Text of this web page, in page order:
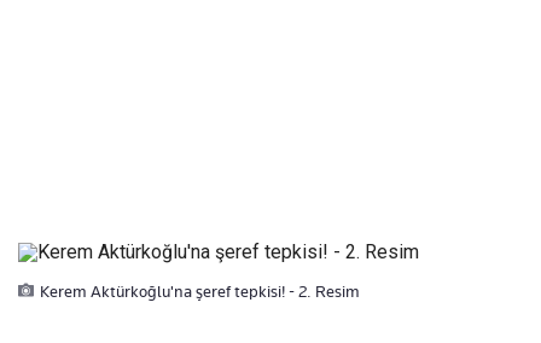
Kerem Aktürkoğlu'na şeref tepkisi! - 2. Resim